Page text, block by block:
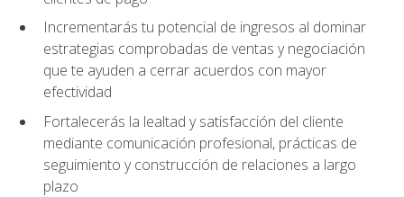
Incrementarás tu potencial de ingresos al dominar
estrategias comprobadas de ventas y negociación
que te ayuden a cerrar acuerdos con mayor
efectividad
Fortalecerás la lealtad y satisfacción del cliente
mediante comunicación profesional, prácticas de
seguimiento y construcción de relaciones a largo
plazo